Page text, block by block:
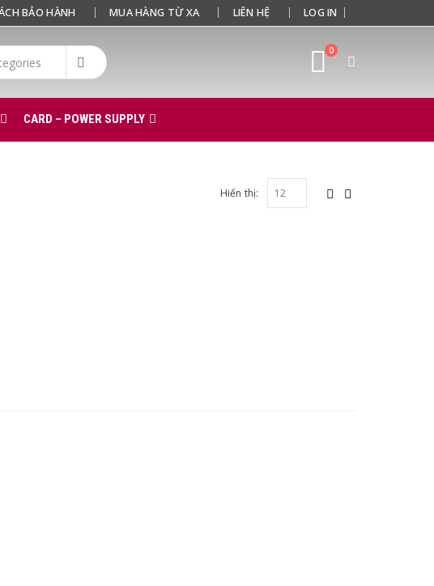
BẢO HÀNH MUA HÀNG TỪ XA LIÊN HỆ LOG IN
0
CARD – POWER SUPPLY
Hiển thị: